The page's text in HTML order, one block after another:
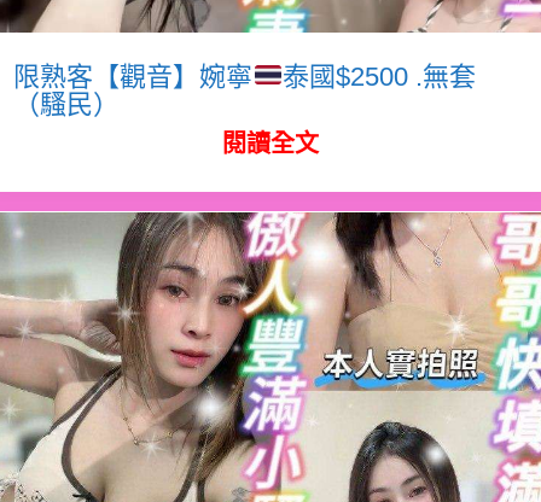
限熟客【觀音】婉寧
泰國$2500 .無套
（騷民）
閱讀全文